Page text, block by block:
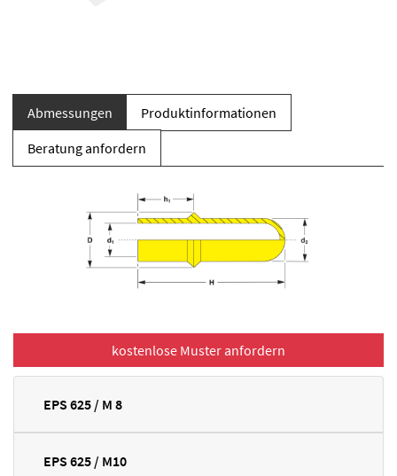
Abmessungen
Produktinformationen
Beratung anfordern
EPS 625 / M 8
EPS 625 / M10